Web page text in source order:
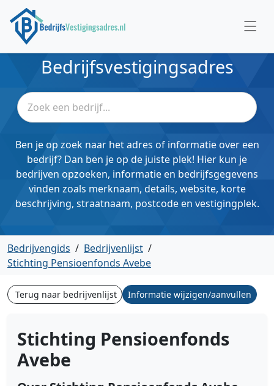
Bedrijfsvestigingsadres
Ben je op zoek naar het adres of informatie over een
bedrijf? Dan ben je op de juiste plek! Hier kun je
bedrijven opzoeken, informatie en bedrijfsgegevens
vinden zoals merknaam, details, website, korte
beschrijving, straatnaam, postcode en vestigingplek.
Bedrijvengids / Bedrijvenlijst /
Stichting Pensioenfonds Avebe
Terug naar bedrijvenlijst Informatie wijzigen/aanvullen
Stichting Pensioenfonds
Avebe